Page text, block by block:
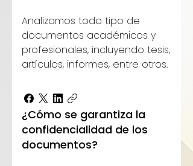
Analizamos todo tipo de
documentos académicos y
profesionales, incluyendo tesis,
artículos, informes, entre otros.
¿Cómo se garantiza la
confidencialidad de los
documentos?